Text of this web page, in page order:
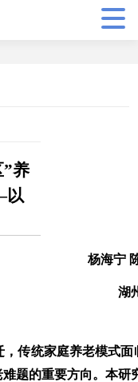
”养
以
杨海宁
湖
传统家庭养老模式
题的重要方向。本